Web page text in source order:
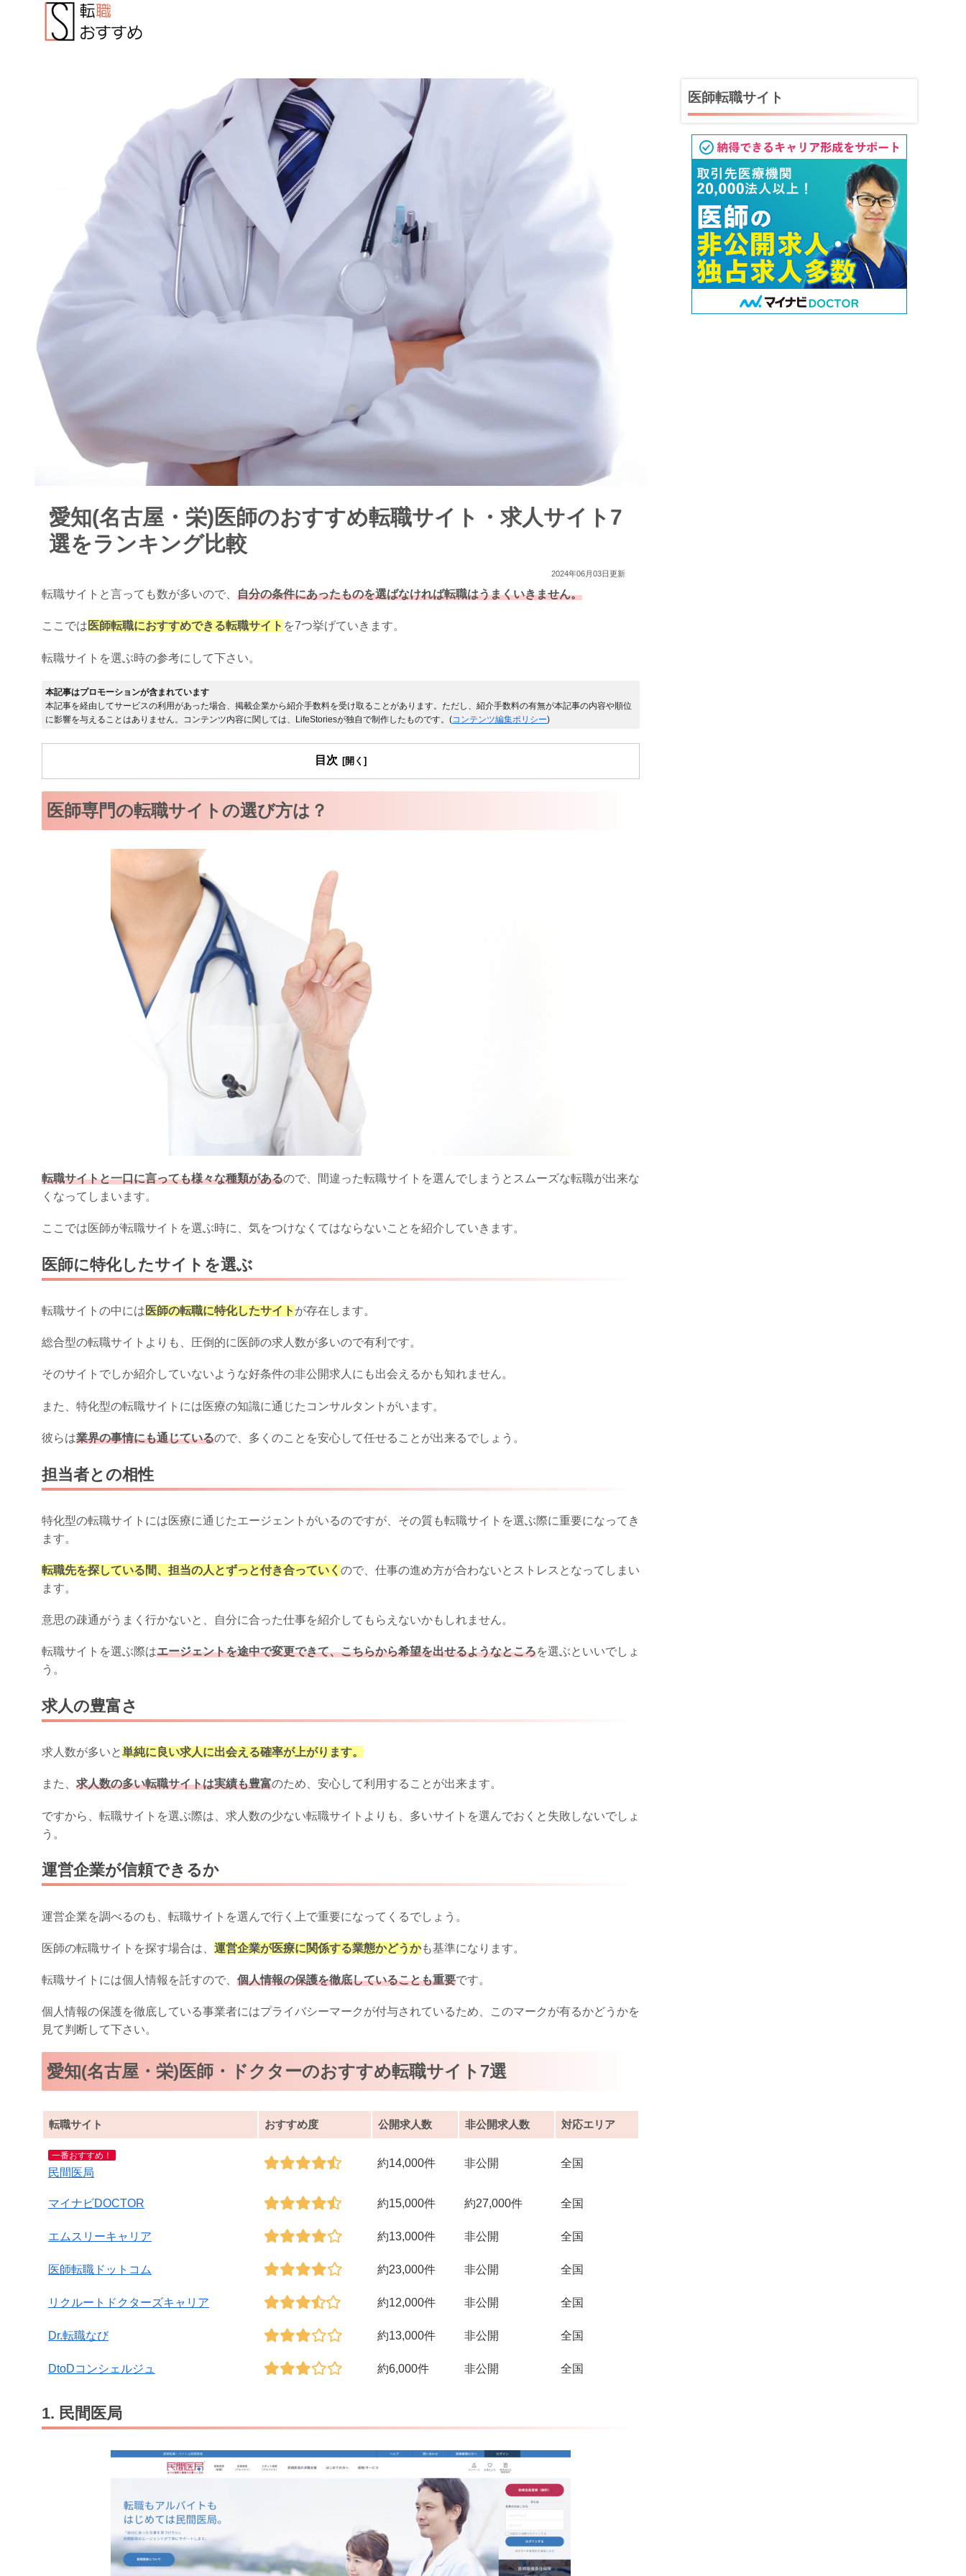
愛知(名古屋・栄)医師のおすすめ転職サイト・求人サイト7
選をランキング比較
2024年06月03日更新
転職サイトと言っても数が多いので、 自分の条件にあったものを選ばなければ転職はうまくいきません。
ここでは 医師転職におすすめできる転職サイト を7つ挙げていきます。
転職サイトを選ぶ時の参考にして下さい。
本記事はプロモーションが含まれています
本記事を経由してサービスの利用があった場合、掲載企業から紹介手数料を受け取ることがあります。ただし、紹介手数料の有無が本記事の内容や順位
に影響を与えることはありません。コンテンツ内容に関しては、LifeStoriesが独自で制作したものです。(コンテンツ編集ポリシー)
目次
医師専門の転職サイトの選び方は？
転職サイトと一口に言っても様々な種類があるので、間違った転職サイトを選んでしまうとスムーズな転職が出来な
くなってしまいます。
ここでは医師が転職サイトを選ぶ時に、気をつけなくてはならないことを紹介していきます。
医師に特化したサイトを選ぶ
転職サイトの中には 医師の転職に特化したサイト が存在します。
総合型の転職サイトよりも、圧倒的に医師の求人数が多いので有利です。
そのサイトでしか紹介していないような好条件の非公開求人にも出会えるかも知れません。
また、特化型の転職サイトには医療の知識に通じたコンサルタントがいます。
彼らは業界の事情にも通じているので、多くのことを安心して任せることが出来るでしょう。
担当者との相性
特化型の転職サイトには医療に通じたエージェントがいるのですが、その質も転職サイトを選ぶ際に重要になってき
ます。
転職先を探している間、担当の人とずっと付き合っていく ので、仕事の進め方が合わないとストレスとなってしまい
ます。
意思の疎通がうまく行かないと、自分に合った仕事を紹介してもらえないかもしれません。
転職サイトを選ぶ際はエージェントを途中で変更できて、こちらから希望を出せるようなところを選ぶといいでしょ
う。
求人の豊富さ
求人数が多いと単純に良い求人に出会える確率が上がります。
また、 求人数の多い転職サイトは実績も豊富のため、安心して利用することが出来ます。
ですから、転職サイトを選ぶ際は、求人数の少ない転職サイトよりも、多いサイトを選んでおくと失敗しないでしょ
う。
運営企業が信頼できるか
運営企業を調べるのも、転職サイトを選んで行く上で重要になってくるでしょう。
医師の転職サイトを探す場合は、 運営企業が医療に関係する業態かどうかも基準になります。
転職サイトには個人情報を託すので、 個人情報の保護を徹底していることも重要です。
個人情報の保護を徹底している事業者にはプライバシーマークが付与されているため、このマークが有るかどうかを
見て判断して下さい。
愛知(名古屋・栄)医師・ドクターのおすすめ転職サイト7選
転職サイト おすすめ度 公開求人数 非公開求人数 対応エリア
一番おすすめ！
民間医局
約14,000件 非公開 全国
マイナビDOCTOR 約15,000件 約27,000件 全国
エムスリーキャリア 約13,000件 非公開 全国
医師転職ドットコム 約23,000件 非公開 全国
リクルートドクターズキャリア 約12,000件 非公開 全国
Dr.転職なび 約13,000件 非公開 全国
DtoDコンシェルジュ 約6,000件 非公開 全国
1. 民間医局
医師転職サイト